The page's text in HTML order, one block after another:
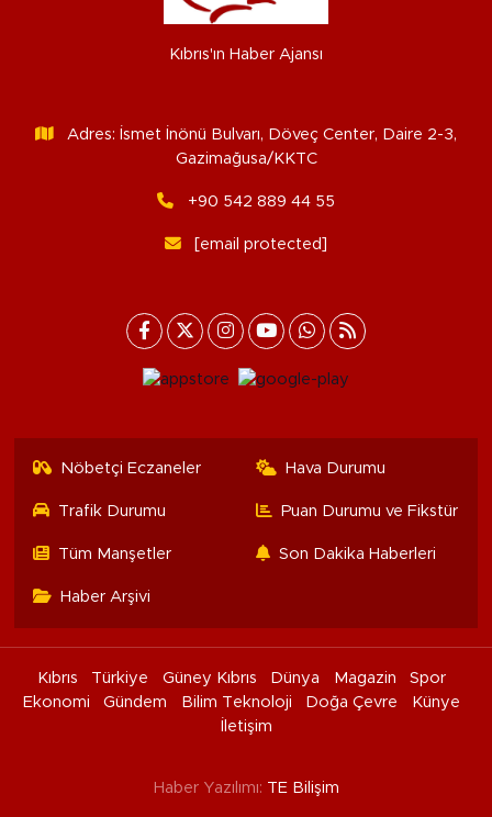
Kıbrıs'ın Haber Ajansı
Adres: İsmet İnönü Bulvarı, Döveç Center, Daire 2-3,
Gazimağusa/KKTC
+90 542 889 44 55
[email protected]
Nöbetçi Eczaneler Hava Durumu
Trafik Durumu Puan Durumu ve Fikstür
Tüm Manşetler Son Dakika Haberleri
Haber Arşivi
Kıbrıs Türkiye Güney Kıbrıs Dünya Magazin
Spor
Ekonomi
Gündem Bilim Teknoloji Doğa Çevre
Künye
İletişim
Haber Yazılımı: TE Bilişim